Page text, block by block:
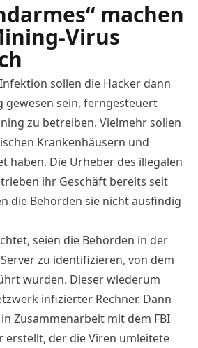
machen
Virus
sollen die Hacker dann
gewesen sein, ferngesteuert
zu betreiben. Vielmehr sollen
Krankenhäusern und
haben. Die Urheber des illegalen
ihr Geschäft bereits seit
die Behörden sie nicht ausfindig
seien die Behörden in der
zu identifizieren, von dem
wurden. Dieser wiederum
infizierter Rechner. Dann
Zusammenarbeit mit dem FBI
erstellt, der die Viren umleitete